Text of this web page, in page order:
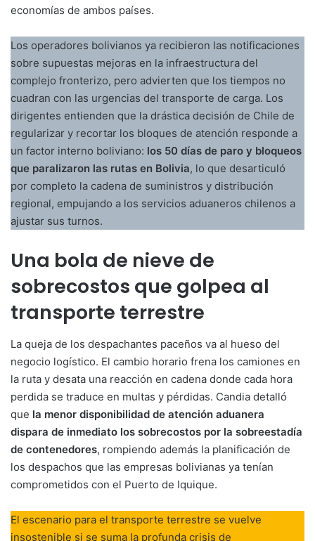
economías de ambos países.
Los operadores bolivianos ya recibieron las notificaciones
sobre supuestas mejoras en la infraestructura del
complejo fronterizo, pero advierten que los tiempos no
cuadran con las urgencias del transporte de carga. Los
dirigentes entienden que la drástica decisión de Chile de
regularizar y recortar los bloques de atención responde a
un factor interno boliviano: los 50 días de paro y bloqueos
que paralizaron las rutas en Bolivia, lo que desarticuló
por completo la cadena de suministros y distribución
regional, empujando a los servicios aduaneros chilenos a
ajustar sus turnos.
Una bola de nieve de
sobrecostos que golpea al
transporte terrestre
La queja de los despachantes paceños va al hueso del
negocio logístico. El cambio horario frena los camiones en
la ruta y desata una reacción en cadena donde cada hora
perdida se traduce en multas y pérdidas. Candia detalló
que la menor disponibilidad de atención aduanera
dispara de inmediato los sobrecostos por la sobreestadía
de contenedores, rompiendo además la planificación de
los despachos que las empresas bolivianas ya tenían
comprometidos con el Puerto de Iquique.
El escenario para el transporte terrestre se vuelve
insostenible si se suma la profunda crisis de